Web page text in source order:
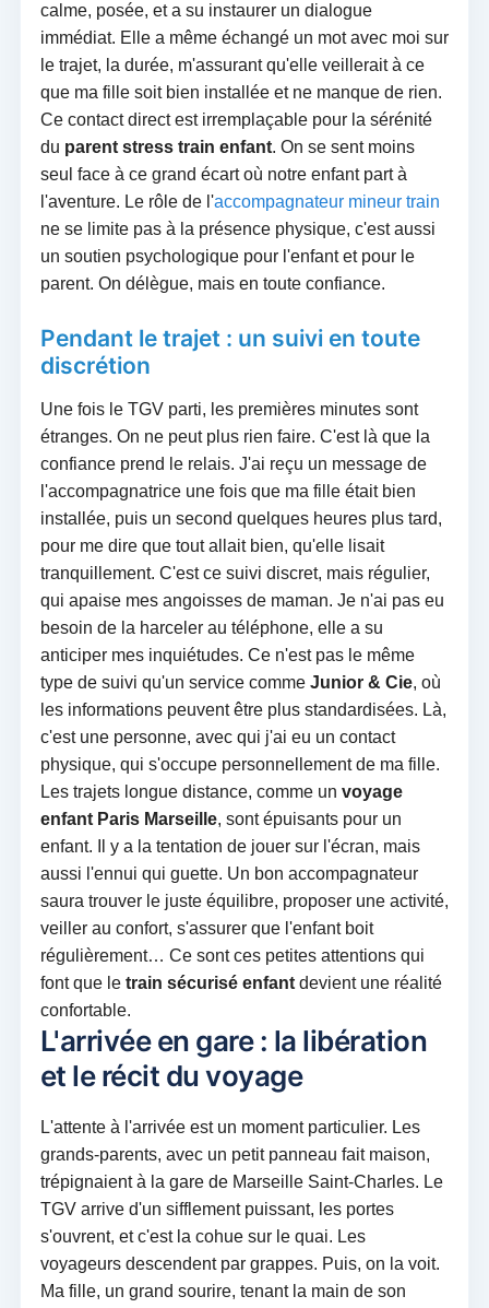
calme, posée, et a su instaurer un dialogue
immédiat. Elle a même échangé un mot avec moi sur
le trajet, la durée, m'assurant qu'elle veillerait à ce
que ma fille soit bien installée et ne manque de rien.
Ce contact direct est irremplaçable pour la sérénité
du parent stress train enfant. On se sent moins
seul face à ce grand écart où notre enfant part à
l'aventure. Le rôle de l'accompagnateur mineur train
ne se limite pas à la présence physique, c'est aussi
un soutien psychologique pour l'enfant et pour le
parent. On délègue, mais en toute confiance.
Pendant le trajet : un suivi en toute
discrétion
Une fois le TGV parti, les premières minutes sont
étranges. On ne peut plus rien faire. C'est là que la
confiance prend le relais. J'ai reçu un message de
l'accompagnatrice une fois que ma fille était bien
installée, puis un second quelques heures plus tard,
pour me dire que tout allait bien, qu'elle lisait
tranquillement. C'est ce suivi discret, mais régulier,
qui apaise mes angoisses de maman. Je n'ai pas eu
besoin de la harceler au téléphone, elle a su
anticiper mes inquiétudes. Ce n'est pas le même
type de suivi qu'un service comme Junior & Cie, où
les informations peuvent être plus standardisées. Là,
c'est une personne, avec qui j'ai eu un contact
physique, qui s'occupe personnellement de ma fille.
Les trajets longue distance, comme un voyage
enfant Paris Marseille, sont épuisants pour un
enfant. Il y a la tentation de jouer sur l'écran, mais
aussi l'ennui qui guette. Un bon accompagnateur
saura trouver le juste équilibre, proposer une activité,
veiller au confort, s'assurer que l'enfant boit
régulièrement… Ce sont ces petites attentions qui
font que le train sécurisé enfantdevient une réalité
confortable.
L'arrivée en gare : la libération
et le récit du voyage
L'attente à l'arrivée est un moment particulier. Les
grands-parents, avec un petit panneau fait maison,
trépignaient à la gare de Marseille Saint-Charles. Le
TGV arrive d'un sifflement puissant, les portes
s'ouvrent, et c'est la cohue sur le quai. Les
voyageurs descendent par grappes. Puis, on la voit.
Ma fille, un grand sourire, tenant la main de son